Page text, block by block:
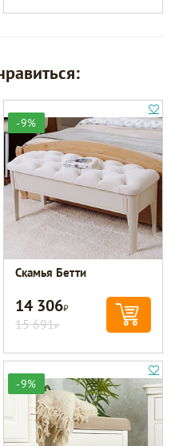
-9%
Скамья Бетти
14 306Р
15 691Р
-9%